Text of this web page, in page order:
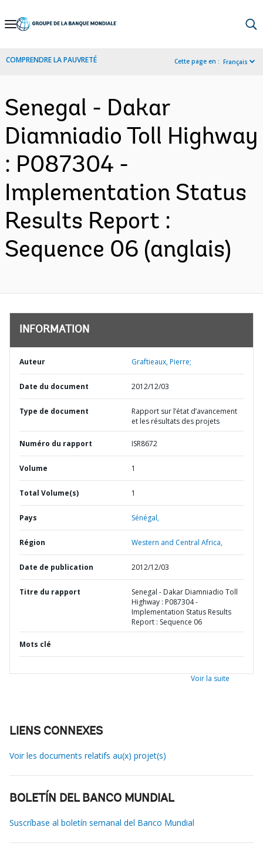
Skip
Navigation
COMPRENDRE LA PAUVRETÉ Cette page en : Français
Senegal - Dakar
Diamniadio Toll Highway
: P087304 -
Implementation Status
Results Report :
Sequence 06 (anglais)
INFORMATION
Auteur Graftieaux, Pierre;
Date du document 2012/12/03
Type de document
Rapport sur l’état d’avancement
et les résultats des projets
Numéro du rapport ISR8672
Volume 1
Total Volume(s) 1
Pays Sénégal,
Région Western and Central Africa,
Date de publication 2012/12/03
Titre du rapport
Senegal - Dakar Diamniadio Toll
Highway : P087304 -
Implementation Status Results
Report : Sequence 06
Mots clé
Voir la suite
LIENS CONNEXES
Voir les documents relatifs au(x) projet(s)
BOLETÍN DEL BANCO MUNDIAL
Suscríbase al boletín semanal del Banco Mundial